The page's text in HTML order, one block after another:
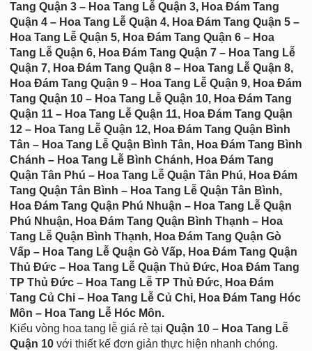
Tang Quận 3 – Hoa Tang Lễ Quận 3, Hoa Đám Tang
Quận 4 – Hoa Tang Lễ Quận 4, Hoa Đám Tang Quận 5 –
Hoa Tang Lễ Quận 5, Hoa Đám Tang Quận 6 – Hoa
Tang Lễ Quận 6, Hoa Đám Tang Quận 7 – Hoa Tang Lễ
Quận 7, Hoa Đám Tang Quận 8 – Hoa Tang Lễ Quận 8,
Hoa Đám Tang Quận 9 – Hoa Tang Lễ Quận 9, Hoa Đám
Tang Quận 10 – Hoa Tang Lễ Quận 10, Hoa Đám Tang
Quận 11 – Hoa Tang Lễ Quận 11, Hoa Đám Tang Quận
12 – Hoa Tang Lễ Quận 12, Hoa Đám Tang Quận Bình
Tân – Hoa Tang Lễ Quận Bình Tân, Hoa Đám Tang Bình
Chánh – Hoa Tang Lễ Bình Chánh, Hoa Đám Tang
Quận Tân Phú – Hoa Tang Lễ Quận Tân Phú, Hoa Đám
Tang Quận Tân Bình – Hoa Tang Lễ Quận Tân Bình,
Hoa Đám Tang Quận Phú Nhuận – Hoa Tang Lễ Quận
Phú Nhuận, Hoa Đám Tang Quận Bình Thạnh – Hoa
Tang Lễ Quận Bình Thạnh, Hoa Đám Tang Quận Gò
Vấp – Hoa Tang Lễ Quận Gò Vấp, Hoa Đám Tang Quận
Thủ Đức – Hoa Tang Lễ Quận Thủ Đức, Hoa Đám Tang
TP Thủ Đức – Hoa Tang Lễ TP Thủ Đức, Hoa Đám
Tang Củ Chi – Hoa Tang Lễ Củ Chi, Hoa Đám Tang Hóc
Môn – Hoa Tang Lễ Hóc Môn.
Kiểu vòng hoa tang lễ giá rẻ tại Quận 10 – Hoa Tang Lễ
Quận 10với thiết kế đơn giản thực hiện nhanh chóng.